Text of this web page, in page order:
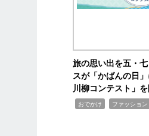
旅の思い出を五・
スが「かばんの日
川柳コンテスト」
おでかけ ファッション